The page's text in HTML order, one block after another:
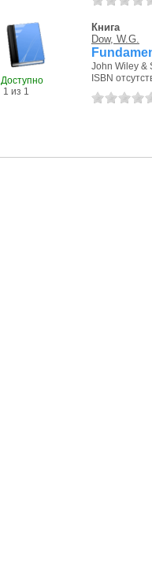
Доступно
1 из 1
Книга
Dow, W.G.
John Wiley &
ISBN